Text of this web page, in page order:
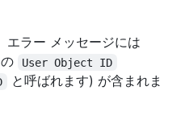
エラー メッセージには
User Object ID
と呼ばれます) が含まれま